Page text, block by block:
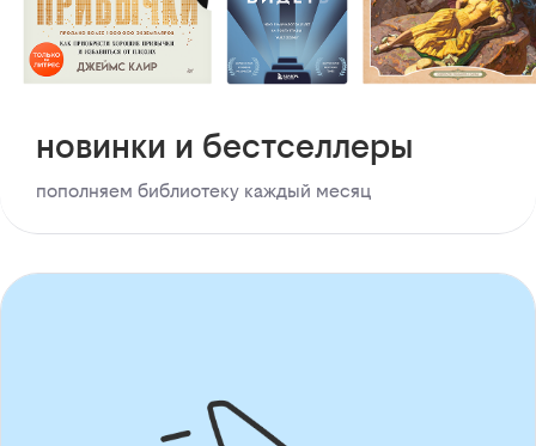
новинки и бестселлеры
пополняем библиотеку каждый месяц